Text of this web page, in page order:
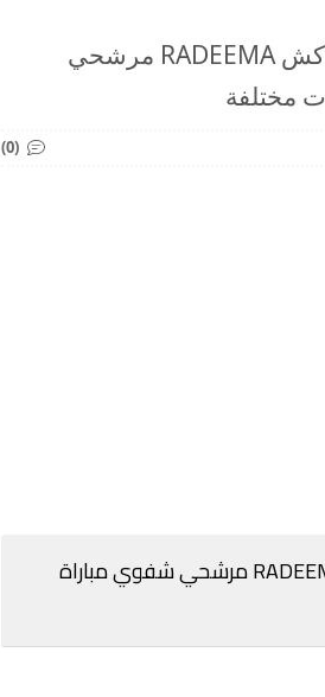
الوكالة المستقلة الجماعية لتوزيع الماء والكهرباء بمراكش RADEEMA مرشحي
(0)
الوكالة المستقلة الجماعية لتوزيع الماء والكهرباء بمراكش RADEEMA مرشحي شفوي مباراة